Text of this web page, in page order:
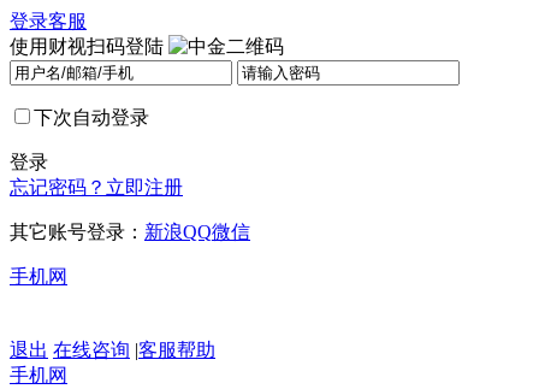
登录客服
使用财视扫码登陆
下次自动登录
登录
忘记密码？ 立即注册
其它账号登录： 新浪QQ微信
手机网
退出 在线咨询 |客服帮助
手机网